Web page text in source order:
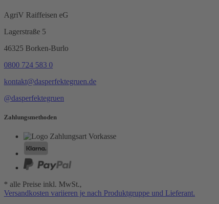
AgriV Raiffeisen eG
Lagerstraße 5
46325 Borken-Burlo
0800 724 583 0
kontakt@dasperfektegruen.de
@dasperfektegruen
Zahlungsmethoden
* alle Preise inkl. MwSt.,
Versandkosten variieren je nach Produktgruppe und Lieferant.